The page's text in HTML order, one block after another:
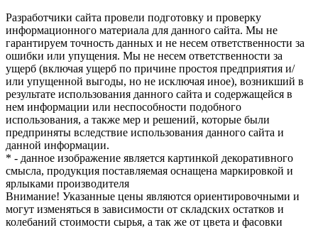
Разработчики сайта провели подготовку и проверку
информационного материала для данного сайта. Мы не
гарантируем точность данных и не несем ответственности за
ошибки или упущения. Мы не несем ответственности за
ущерб (включая ущерб по причине простоя предприятия и/
или упущенной выгоды, но не исключая иное), возникший в
результате использования данного сайта и содержащейся в
нем информации или неспособности подобного
использования, а также мер и решений, которые были
предприняты вследствие использования данного сайта и
данной информации.
* - данное изображение является картинкой декоративного
смысла, продукция поставляемая оснащена маркировкой и
ярлыками производителя
Внимание! Указанные цены являются ориентировочными и
могут изменяться в зависимости от складских остатков и
колебаний стоимости сырья, а так же от цвета и фасовки